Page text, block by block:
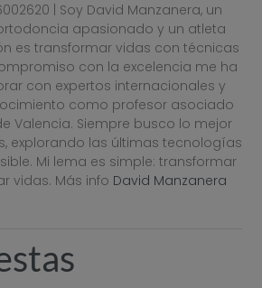
| Soy David Manzanera, un
apasionado y un atleta
es transformar vidas con técnicas
con la excelencia me ha
con expertos internacionales y
como profesor asociado
Valencia. Siempre busco lo mejor
explorando las últimas tecnologías
Mi lema es simple: transformar
vidas. Más info David Manzanera